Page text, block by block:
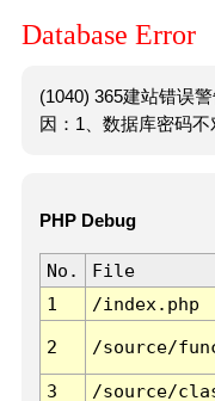
Database Error
(1040) 365建站错误
因：1、数据库密码不
PHP Debug
No. File
1
/index.php
2 /source/
3 /source/